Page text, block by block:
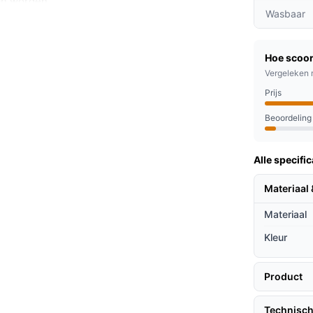
Wasbaar
Hoe
Vergeleken
Prijs
Beoordeling
Alle
Materiaal
Materiaal
Kleur
Product